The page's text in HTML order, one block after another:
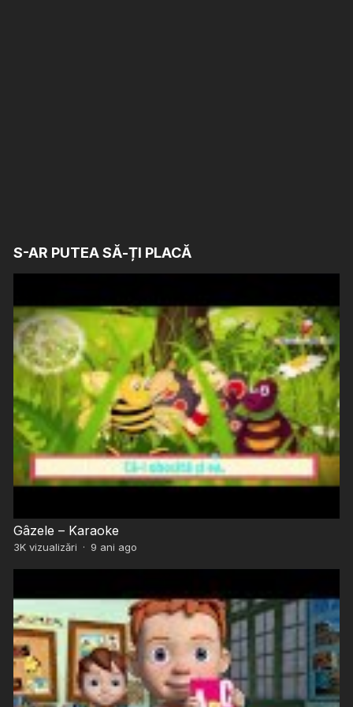
S-AR PUTEA SĂ-ȚI PLACĂ
Gâzele – Karaoke
3Kvizualizări · 9 ani ago